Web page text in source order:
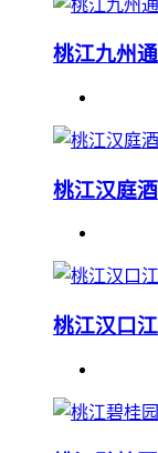
桃江九州
桃江汉庭
桃江汉口